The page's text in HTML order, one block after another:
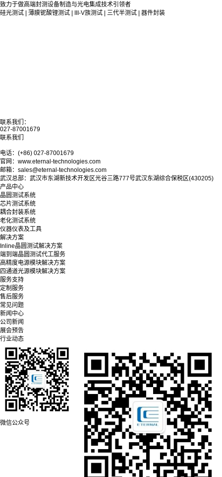
致力于做高端封测设备制造与光电集成技术引领者
硅光测试 | 薄膜铌酸锂测试 | III-V族测试 | 三代半测试 | 器件封装
联系我们：
027-87001679
联系我们
电话：(+86) 027-87001679
官网：www.eternal-technologies.com
邮箱：sales@eternal-technologies.com
武汉总部：武汉市东湖新技术开发区光谷三路777号武汉东湖综合保税区(430205)
产品中心
晶圆测试系统
芯片测试系统
耦合封装系统
老化测试系统
仪器仪表及工具
解决方案
Inline晶圆测试解决方案
端到端晶圆测试代工服务
高精度电源模块解决方案
四通道光源模块解决方案
服务支持
定制服务
售后服务
常见问题
新闻中心
公司新闻
展会预告
行业动态
微信公众号